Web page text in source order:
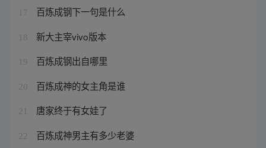
17 百炼成钢下一句是什么
18 新大主宰vivo版本
19 百炼成钢出自哪里
20 百炼成神的女主角是谁
21 唐家终于有女娃了
22 百炼成神男主有多少老婆